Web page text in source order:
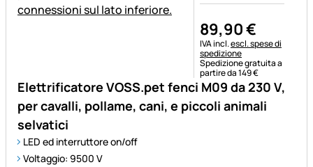
Elettrificatore VOSS.pet fenci M09 da 230 V,
per cavalli, pollame, cani, e piccoli animali
selvatici
LED ed interruttore on/off
Voltaggio: 9500 V
89,90€
Informazioni fiscali:
IVA incl.escl. spese di
spedizione
Spedizione gratuita a
partire da 149 €